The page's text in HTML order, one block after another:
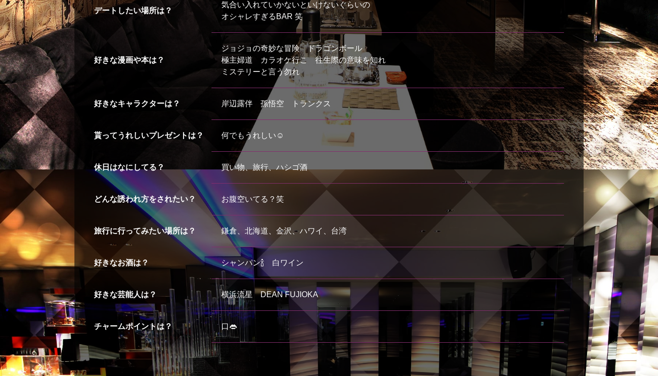
デートしたい場所は？
気合い入れていかないといけないぐらいの
オシャレすぎるBAR 笑
好きな漫画や本は？
ジョジョの奇妙な冒険 ドラゴンボール
極主婦道 カラオケ行こ 往生際の意味を知れ
ミステリーと言う勿れ
好きなキャラクターは？ 岸辺露伴 孫悟空 トランクス
貰ってうれしいプレゼントは？ 何でもうれしい☺️
休日はなにしてる？ 買い物、旅行、ハシゴ酒
どんな誘われ方をされたい？ お腹空いてる？笑
旅行に行ってみたい場所は？ 鎌倉、北海道、金沢、ハワイ、台湾
好きなお酒は？ シャンパン🍾 白ワイン
好きな芸能人は？ 横浜流星 DEAN FUJIOKA
チャームポイントは？ 口👄